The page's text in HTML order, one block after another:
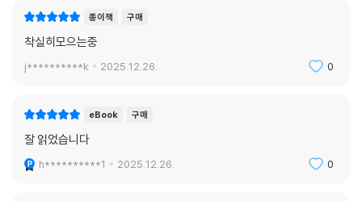
종이책 구매
착실히모으는중
j**********k 2025.12.26. 0
eBook 구매
잘 읽었습니다
h**********1 2025.12.26. 0